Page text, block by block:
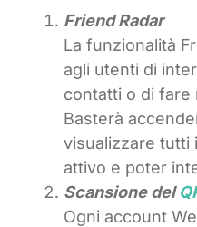
Friend Radar
La funzionalità
agli utenti di
contatti o di fare
Basterà
visualizzare tutti
attivo e poter
Scansione del
Ogni account